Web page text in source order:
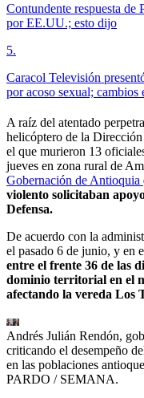
Contundente respuesta de
por EE.UU.; esto dijo
5.
Caracol Televisión
por acoso sexual; cambios
A raíz del atentado
helicóptero de la
el que murieron 13
jueves en zona rural de
Gobernación de Antioquia
violento solicitaban
Defensa.
De acuerdo con la
el pasado 6 de junio, y en
entre el frente 36 de las
dominio territorial en el
afectando la vereda Los
Andrés Julián Rendón,
criticando el desempeño
en las poblaciones
PARDO / SEMANA.